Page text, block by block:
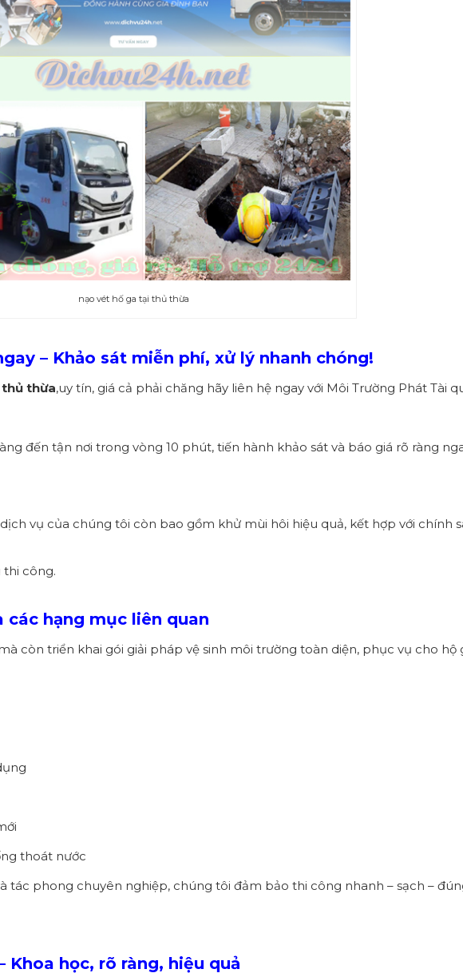
nạo vét hố ga tại thủ thừa
– Khảo sát miễn phí, xử lý nhanh chóng!
thừa,uy tín, giá cả phải chăng hãy liên hệ ngay với Môi Trường Phát Tài
đến tận nơi trong vòng 10 phút, tiến hành khảo sát và báo giá rõ ràng
vụ của chúng tôi còn bao gồm khử mùi hôi hiệu quả, kết hợp với chính
công.
các hạng mục liên quan
còn triển khai gói giải pháp vệ sinh môi trường toàn diện, phục vụ cho hộ
thoát nước
tác phong chuyên nghiệp, chúng tôi đảm bảo thi công nhanh – sạch –
Khoa học, rõ ràng, hiệu quả